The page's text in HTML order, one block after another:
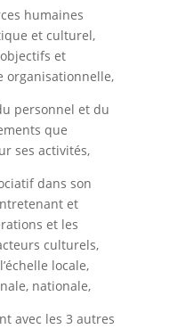
humaines
et culturel,
et
organisationnelle,
personnel et du
que
ses activités,
dans son
et
et les
culturels,
locale,
nationale,
avec les 3 autres